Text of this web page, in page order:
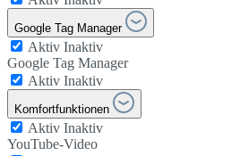
Google Tag Manager
Aktiv Inaktiv
Google Tag Manager
Aktiv Inaktiv
Komfortfunktionen
Aktiv Inaktiv
YouTube-Video